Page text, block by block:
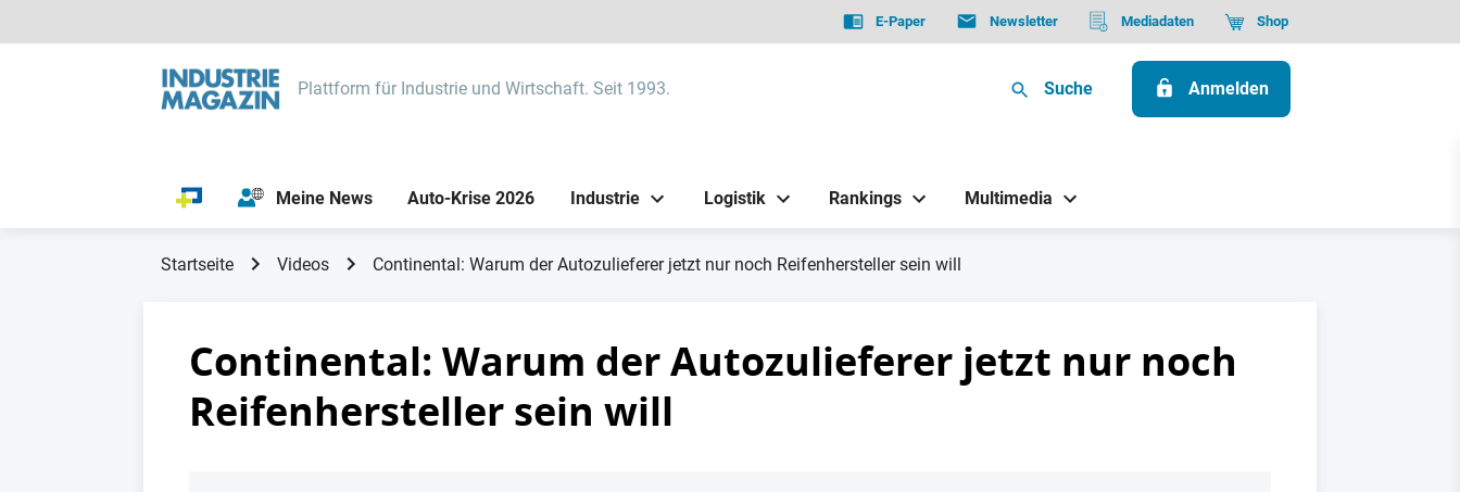
E-Paper Newsletter Mediadaten Shop
Plattform für Industrie und Wirtschaft. Seit 1993. Suche Anmelden
Meine News Auto-Krise 2026 Industrie Logistik Rankings Multimedia
Startseite Videos Continental: Warum der Autozulieferer jetzt nur noch Reifenhersteller sein will
Continental: Warum der Autozulieferer jetzt nur noch
Reifenhersteller sein will